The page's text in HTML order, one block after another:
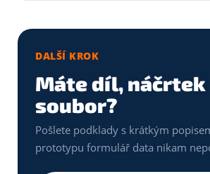
DALŠÍ KROK
Máte díl, náčrtek
soubor?
Pošlete podklady s krátkým
prototypu formulář data nikam